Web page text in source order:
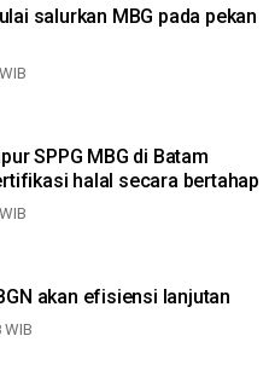
salurkan MBG pada pekan
SPPG MBG di Batam
halal secara bertahap
akan efisiensi lanjutan
WIB